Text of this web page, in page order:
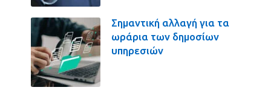
Σημαντική αλλαγή για τα
ωράρια των δημοσίων
υπηρεσιών